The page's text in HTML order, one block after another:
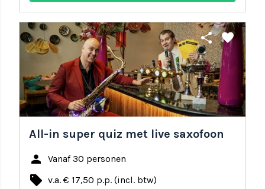
share favorite
All-in super quiz met live saxofoon
person Vanaf 30 personen
local_offer v.a. € 17,50 p.p. (incl. btw)